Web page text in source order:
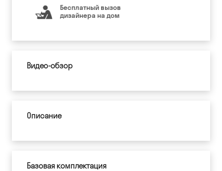
Бесплатный вызов
дизайнера на дом
Видео-обзор
Описание
Базовая комплектация